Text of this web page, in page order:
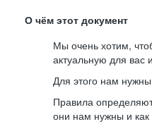
О чём этот документ
Мы очень хотим,
актуальную для
Для этого нам
Правила
они нам нужны и как